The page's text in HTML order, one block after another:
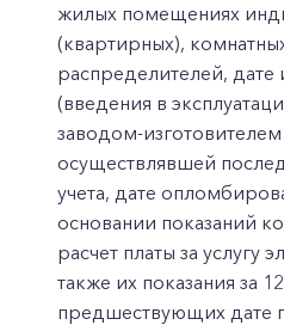
жилых помещениях
(квартирных),
распределителей, дате
(введения в
заводом-
осуществлявшей
учета, дате
основании показаний
расчет платы за услугу
также их показания за
предшествующих дате